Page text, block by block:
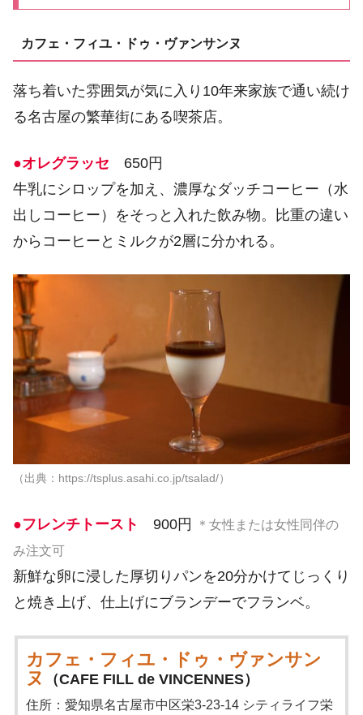
カフェ・フィユ・ドゥ・ヴァンサンヌ
落ち着いた雰囲気が気に入り10年来家族で通い続け
る名古屋の繁華街にある喫茶店。
●オレグラッセ 650円
牛乳にシロップを加え、濃厚なダッチコーヒー（水
出しコーヒー）をそっと入れた飲み物。比重の違い
からコーヒーとミルクが2層に分かれる。
（出典：https://tsplus.asahi.co.jp/tsalad/）
●フレンチトースト 900円
＊女性または女性同伴の
み注文可
新鮮な卵に浸した厚切りパンを20分かけてじっくり
と焼き上げ、仕上げにブランデーでフランベ。
カフェ・フィユ・ドゥ・ヴァンサン
ヌ
（CAFE FILL de VINCENNES）
住所：愛知県名古屋市中区栄3-23-14 シティライフ栄